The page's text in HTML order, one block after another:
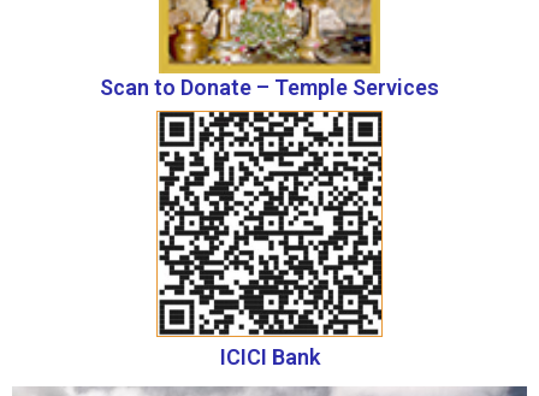
Scan to Donate – Temple Services
ICICI Bank